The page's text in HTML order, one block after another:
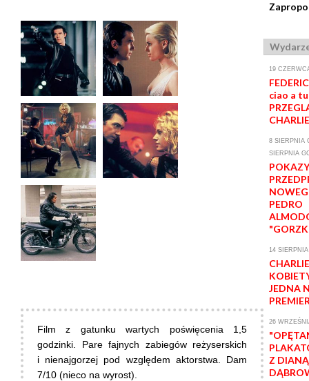
Film z gatunku wartych poświęcenia 1,5
godzinki. Pare fajnych zabiegów reżyserskich
i nienajgorzej pod względem aktorstwa. Dam
7/10 (nieco na wyrost).
19
ciao a
CHARLIE
8 SIERPNIA
SIERPNIA
POKAZY
PEDRO
14
JEDNA
26
Z DIANĄ